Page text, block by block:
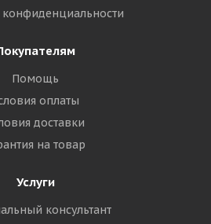
конфиденциальности
Помощь
оплаты
доставки
на товар
Услуги
консультант